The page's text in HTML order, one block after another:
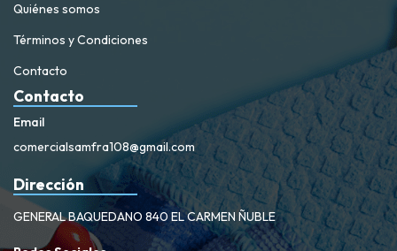
Quiénes somos
Términos y Condiciones
Contacto
Contacto
Email
comercialsamfra108@gmail.com
Dirección
GENERAL BAQUEDANO 840 EL CARMEN ÑUBLE